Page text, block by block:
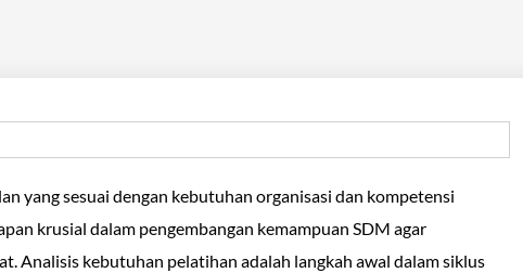
yang sesuai dengan kebutuhan organisasi dan kompetensi
krusial dalam pengembangan kemampuan SDM agar
Analisis kebutuhan pelatihan adalah langkah awal dalam siklus